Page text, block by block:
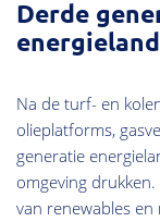
Derde
Na de turf- en
olieplatforms,
generatie
omgeving
van renewables